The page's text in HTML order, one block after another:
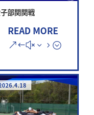
部関関戦
READ MORE